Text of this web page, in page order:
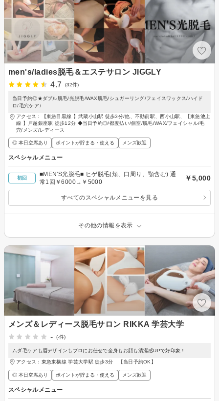
men's/ladies脱毛＆エステサロン JIGGLY
4.7
(32件)
当日予約◎★ダブル脱毛/光脱毛/WAX脱毛/シュガーリング/フェイスワックス/ハイド
ロ/毛穴ケア♪
アクセス：【東急目黒線 】武蔵小山駅 徒歩3分/他、不動前駅、西小山駅、【東急池上
線 】戸越銀座駅 徒歩12分 ◆当日予約◎/都度払い/個室/脱毛/WAX/フェイシャル/毛
穴/メンズ/レディース
◎ 本日空席あり ポイントが貯まる・使える メンズ歓迎
スペシャルメニュー
初回
■MEN'S光脱毛■ ヒゲ脱毛(頬、口周り、顎含む) 通
常1回￥6000→￥5000
￥5,000
すべてのスペシャルメニューを見る
その他の情報を表示
メンズ＆レディース脱毛サロン RIKKA 学芸大学
-
(-件)
ムダ毛ケアも眉デザインもプロにお任せで全身もお顔も清潔感UPで好印象！
アクセス：東急東横線 学芸大学駅 徒歩3分 【当日予約OK】
◎ 本日空席あり ポイントが貯まる・使える メンズ歓迎
スペシャルメニュー